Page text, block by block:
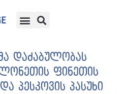
დაძაბულობას
ფინეთის
პესკოვის პასუხი